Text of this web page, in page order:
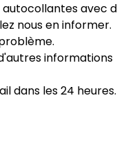
autocollantes avec d
nous en informer.
informations
dans les 24 heures.